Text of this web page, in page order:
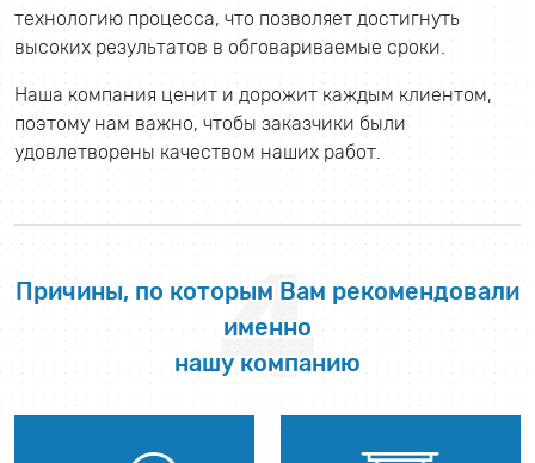
технологию процесса, что позволяет достигнуть
высоких результатов в обговариваемые сроки.
Наша компания ценит и дорожит каждым клиентом,
поэтому нам важно, чтобы заказчики были
удовлетворены качеством наших работ.
Причины, по которым Вам рекомендовали
именно
нашу компанию
4